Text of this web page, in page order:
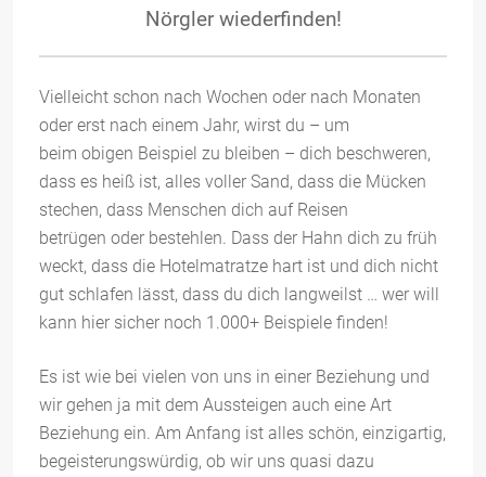
Nörgler wiederfinden!
Vielleicht schon nach Wochen oder nach Monaten
oder erst nach einem Jahr, wirst du – um
beim obigen Beispiel zu bleiben – dich beschweren,
dass es heiß ist, alles voller Sand, dass die Mücken
stechen, dass Menschen dich auf Reisen
betrügen oder bestehlen. Dass der Hahn dich zu früh
weckt, dass die Hotelmatratze hart ist und dich nicht
gut schlafen lässt, dass du dich langweilst … wer will
kann hier sicher noch 1.000+ Beispiele finden!
Es ist wie bei vielen von uns in einer Beziehung und
wir gehen ja mit dem Aussteigen auch eine Art
Beziehung ein. Am Anfang ist alles schön, einzigartig,
begeisterungswürdig, ob wir uns quasi dazu